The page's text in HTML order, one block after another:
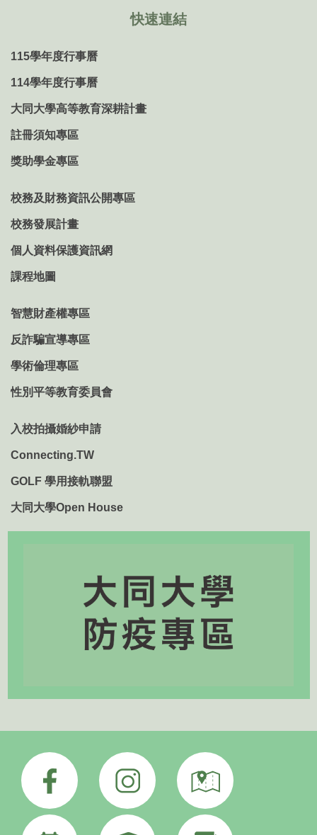
快速連結
115學年度行事曆
114學年度行事曆
大同大學高等教育深耕計畫
註冊須知專區
獎助學金專區
校務及財務資訊公開專區
校務發展計畫
個人資料保護資訊網
課程地圖
智慧財產權專區
反詐騙宣導專區
學術倫理專區
性別平等教育委員會
入校拍攝婚紗申請
Connecting.TW
GOLF 學用接軌聯盟
大同大學Open House